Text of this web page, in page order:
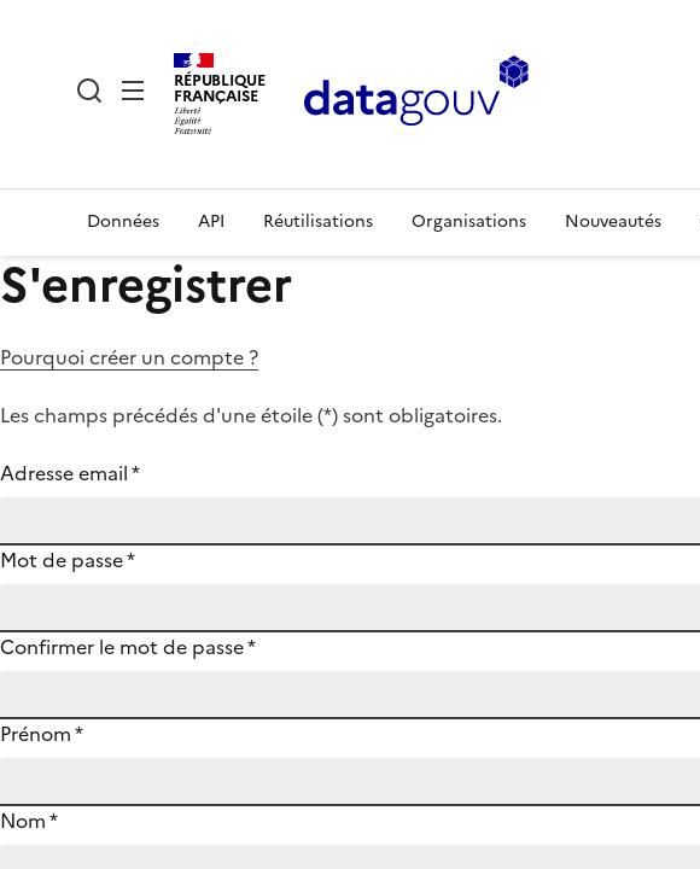
RÉPUBLIQUE
FRANÇAISE
Données API Réutilisations Organisations Nouveautés
S'enregistrer
Pourquoi créer un compte ?
Les champs précédés d'une étoile (*) sont obligatoires.
Adresse email*
Mot de passe*
Confirmer le mot de passe*
Prénom*
Nom*